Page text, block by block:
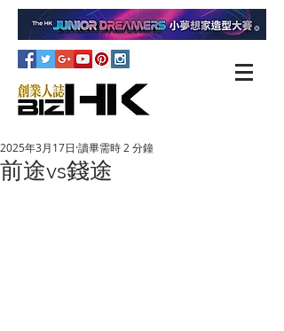
前途vs錢途
2025年3月17日 讀畢需時 2 分鐘